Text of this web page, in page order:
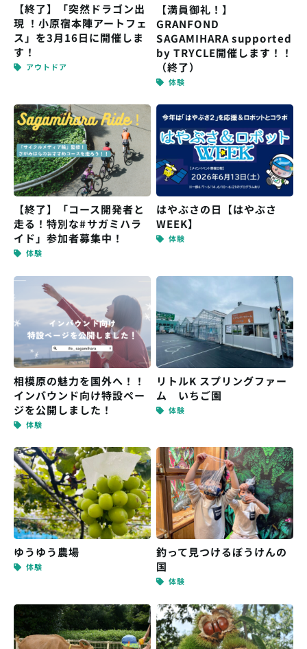
【終了】「突然ドラゴン出
現 ！小原宿本陣アートフェ
ス」を3月16日に開催しま
す！
アウトドア
【満員御礼！】
GRANFOND
SAGAMIHARA supported
by TRYCLE開催します！！
（終了）
体験
【終了】「コース開発者と
走る！特別な#サガミハラ
イド」参加者募集中！
体験
はやぶさの日【はやぶさ
WEEK】
体験
相模原の魅力を国外へ！！
インバウンド向け特設ペー
ジを公開しました！
体験
リトルK スプリングファー
ム いちご園
体験
ゆうゆう農場
体験
釣って見つけるぼうけんの
国
体験